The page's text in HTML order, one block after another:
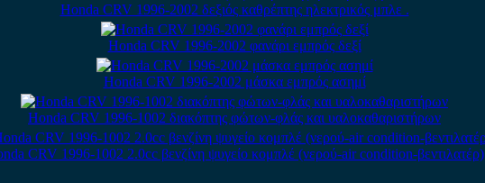
Honda CRV 1996-2002 δεξιός καθρέπτης ηλεκτρικός μπλε .
Honda CRV 1996-2002 φανάρι εμπρός δεξί
Honda CRV 1996-2002 μάσκα εμπρός ασημί
Honda CRV 1996-1002 διακόπτης φώτων-φλάς και υαλοκαθαριστήρων
CRV 1996-1002 2.0cc βενζίνη ψυγείο κομπλέ (νερού-air condition-βεντιλατέρ)